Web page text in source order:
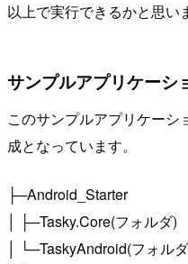
以上で実行できるかと思い
サンプルアプリケーシ
このサンプルアプリケー
成となっています。
├─Android_Starter
│ ├─Tasky.Core(フォルダ)
│ └─TaskyAndroid(フォル